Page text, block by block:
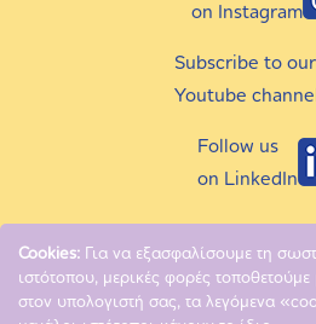
on Instagram
Subscribe to our
Youtube
Follow us
on LinkedIn
Copyright © 2018 - 2026
Cookies: Για να εξασφαλίσουμε τη
ιστότοπου, μερικές φορές
στον υπολογιστή σας, τα λεγόμενα